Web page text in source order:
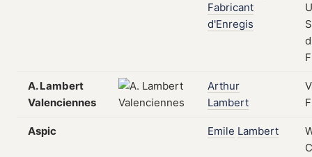
Fabricant
d'Enregis
A. Lambert
Valenciennes
Arthur
Lambert
Aspic Emile Lambert